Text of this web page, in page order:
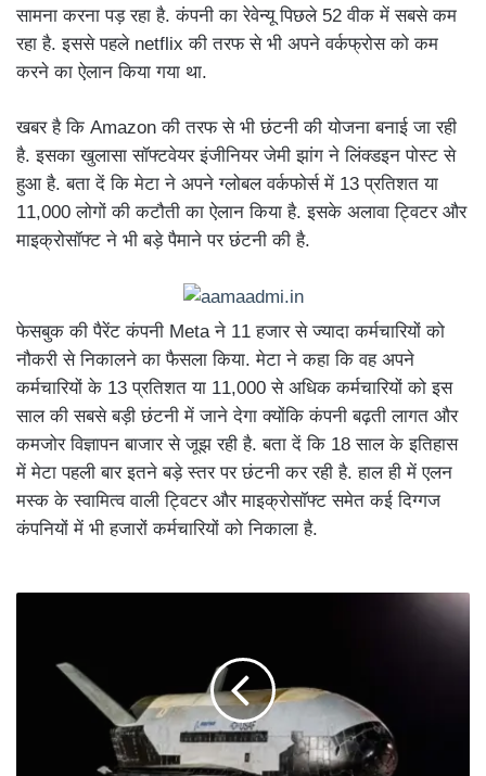
सामना करना पड़ रहा है. कंपनी का रेवेन्यू पिछले 52 वीक में सबसे कम
रहा है. इससे पहले netflix की तरफ से भी अपने वर्कफ्रोस को कम
करने का ऐलान किया गया था.
खबर है कि Amazon की तरफ से भी छंटनी की योजना बनाई जा रही
है. इसका खुलासा सॉफ्टवेयर इंजीनियर जेमी झांग ने लिंक्डइन पोस्ट से
हुआ है. बता दें कि मेटा ने अपने ग्लोबल वर्कफोर्स में 13 प्रतिशत या
11,000 लोगों की कटौती का ऐलान किया है. इसके अलावा ट्विटर और
माइक्रोसॉफ्ट ने भी बड़े पैमाने पर छंटनी की है.
फेसबुक की पैरेंट कंपनी Meta ने 11 हजार से ज्यादा कर्मचारियों को
नौकरी से निकालने का फैसला किया. मेटा ने कहा कि वह अपने
कर्मचारियों के 13 प्रतिशत या 11,000 से अधिक कर्मचारियों को इस
साल की सबसे बड़ी छंटनी में जाने देगा क्योंकि कंपनी बढ़ती लागत और
कमजोर विज्ञापन बाजार से जूझ रही है. बता दें कि 18 साल के इतिहास
में मेटा पहली बार इतने बड़े स्तर पर छंटनी कर रही है. हाल ही में एलन
मस्क के स्वामित्व वाली ट्विटर और माइक्रोसॉफ्ट समेत कई दिग्गज
कंपनियों में भी हजारों कर्मचारियों को निकाला है.